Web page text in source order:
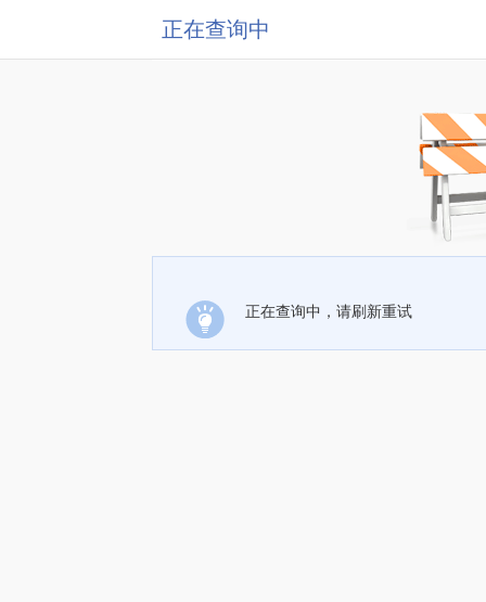
正在查询中
正在查询中，请刷新重试